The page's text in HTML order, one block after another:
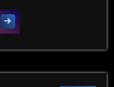
De Sleutel tot